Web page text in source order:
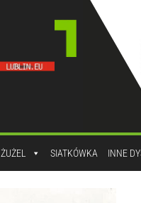
ŻUŻEL SIATKÓWKA INNE